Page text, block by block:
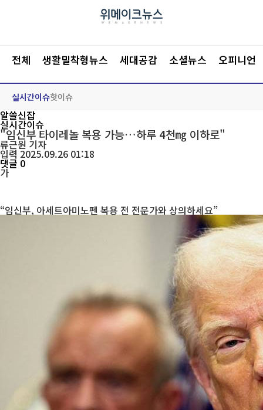
전체 생활밀착형뉴스 세대공감 소셜뉴스 오피니언
실시간이슈핫이슈
알쓸신잡
실시간이슈
"임신부 타이레놀 복용 가능…하루 4천㎎ 이하로"
류근원 기자
입력 2025.09.26 01:18
댓글 0
가
“임신부, 아세트아미노펜 복용 전 전문가와 상의하세요”